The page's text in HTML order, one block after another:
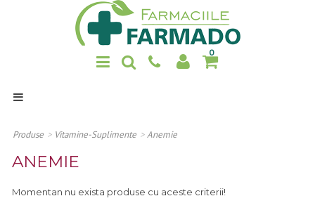
Produse
Despre noi
0
Produse > Vitamine-Suplimente >Anemie
ANEMIE
Momentan nu exista produse cu aceste criterii!